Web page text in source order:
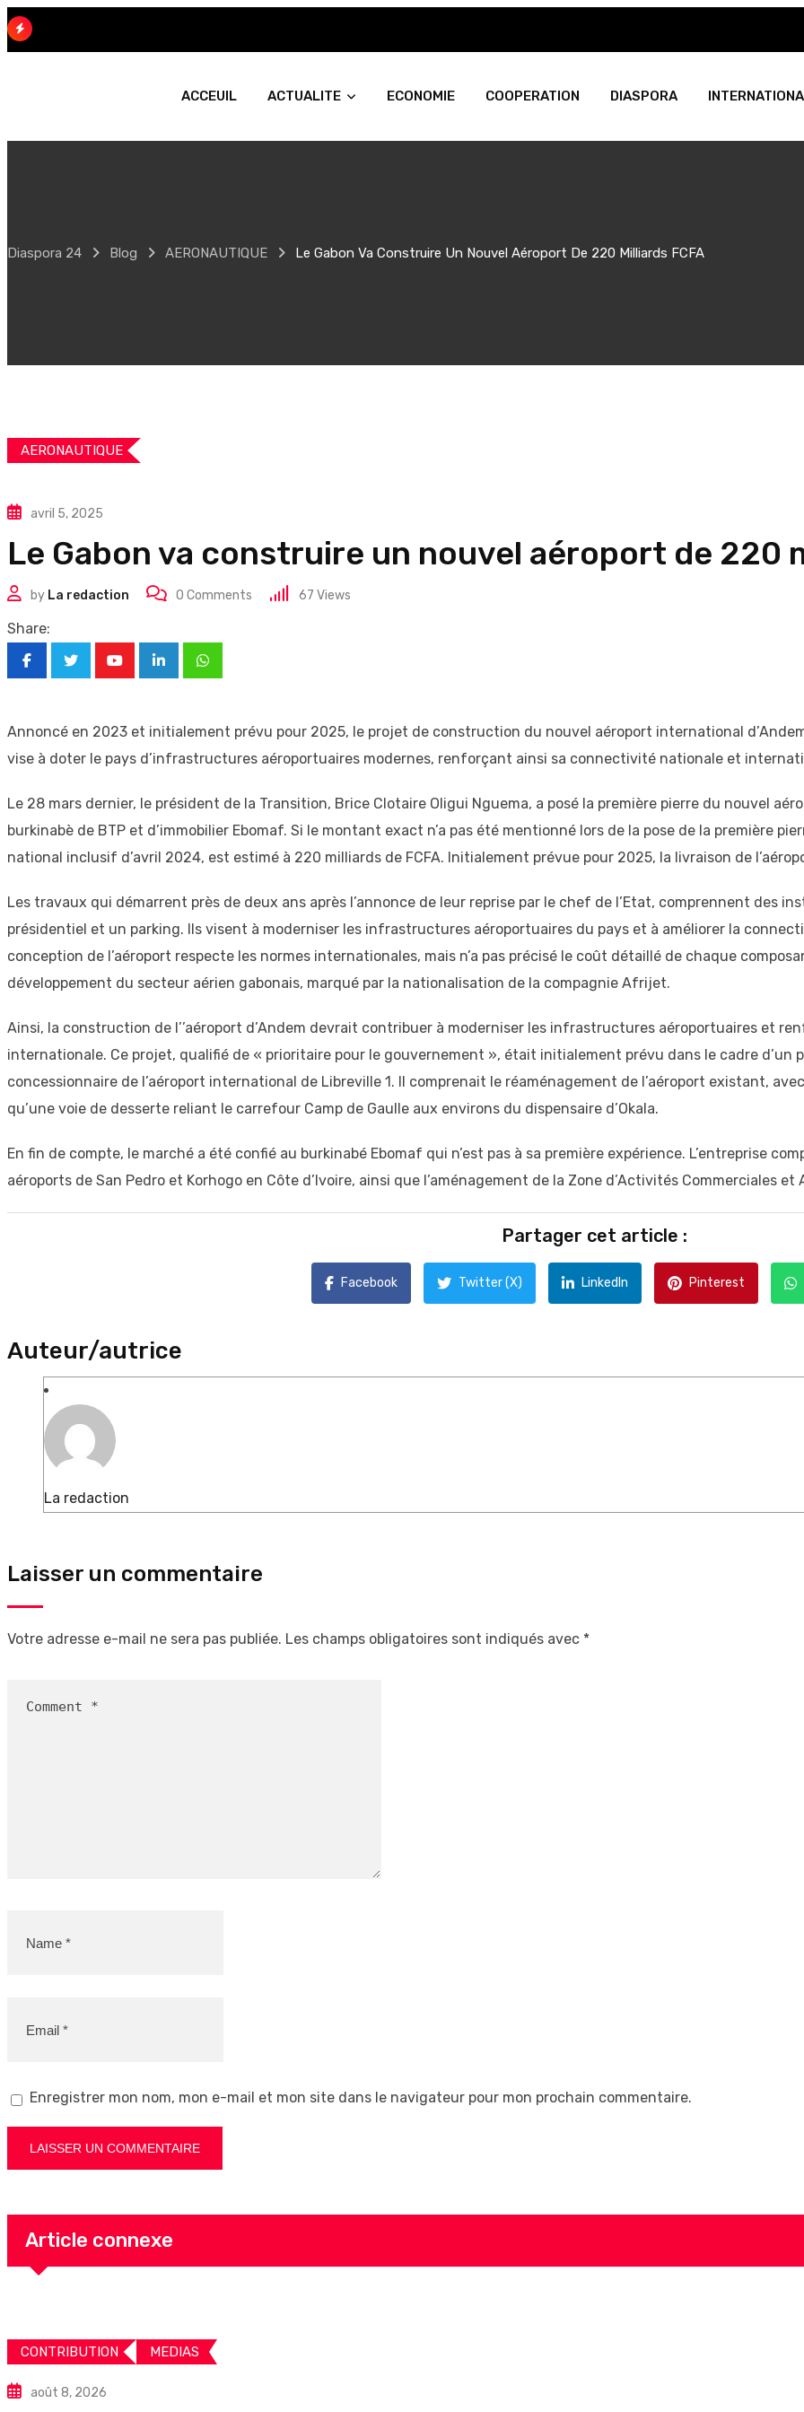
Skip
to
ACCEUIL ACTUALITE ECONOMIE COOPERATION DIASPORA
Diaspora 24 Blog AERONAUTIQUE Le Gabon Va Construire Un Nouvel Aéroport De 220 Milliards FCFA
AERONAUTIQUE
avril 5, 2025
Le Gabon va construire un nouvel aéroport de 220
by La redaction 0 Comments 67 Views
Share:
LinkedInWhatsapp
Annoncé en 2023 et initialement prévu pour 2025, le projet de construction du nouvel aéroport international
vise à doter le pays d’infrastructures aéroportuaires modernes, renforçant ainsi sa connectivité nationale et
Le 28 mars dernier, le président de la Transition, Brice Clotaire Oligui Nguema, a posé la première pierre du nouvel
burkinabè de BTP et d’immobilier Ebomaf. Si le montant exact n’a pas été mentionné lors de la pose de la première
national inclusif d’avril 2024, est estimé à 220 milliards de FCFA. Initialement prévue pour 2025, la livraison de
Les travaux qui démarrent près de deux ans après l’annonce de leur reprise par le chef de l’Etat, comprennent des
présidentiel et un parking. Ils visent à moderniser les infrastructures aéroportuaires du pays et à améliorer la
conception de l’aéroport respecte les normes internationales, mais n’a pas précisé le coût détaillé de chaque
développement du secteur aérien gabonais, marqué par la nationalisation de la compagnie Afrijet.
Ainsi, la construction de l’’aéroport d’Andem devrait contribuer à moderniser les infrastructures aéroportuaires et
internationale. Ce projet, qualifié de « prioritaire pour le gouvernement », était initialement prévu dans le cadre d’un
concessionnaire de l’aéroport international de Libreville 1. Il comprenait le réaménagement de l’aéroport existant,
qu’une voie de desserte reliant le carrefour Camp de Gaulle aux environs du dispensaire d’Okala.
En fin de compte, le marché a été confié au burkinabé Ebomaf qui n’est pas à sa première expérience. L’entreprise
aéroports de San Pedro et Korhogo en Côte d’Ivoire, ainsi que l’aménagement de la Zone d’Activités Commerciales
Partager cet article :
Facebook Twitter (X) LinkedIn Pinterest
Auteur/autrice
La redaction
Laisser un commentaire
Votre adresse e-mail ne sera pas publiée. Les champs obligatoires sont indiqués avec *
Enregistrer mon nom, mon e-mail et mon site dans le navigateur pour mon prochain commentaire.
Article connexe
CONTRIBUTION MEDIAS
août 8, 2026